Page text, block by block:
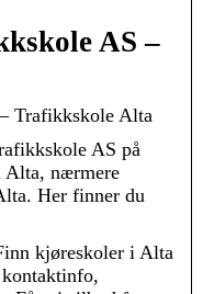
AS –
Trafikkskole Alta
AS på
nærmere
Her finner du
kjøreskoler i Alta